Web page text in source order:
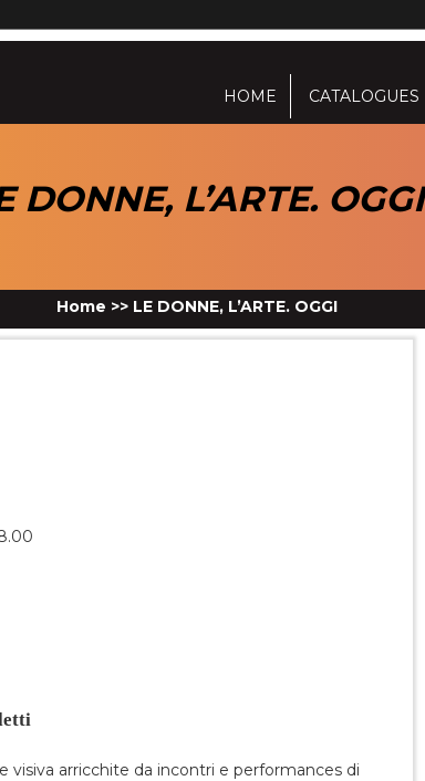
HOME CATALOGUES
DONNE, L’ARTE. OGGI
Home >> LE DONNE, L’ARTE. OGGI
visiva arricchite da incontri e performances di